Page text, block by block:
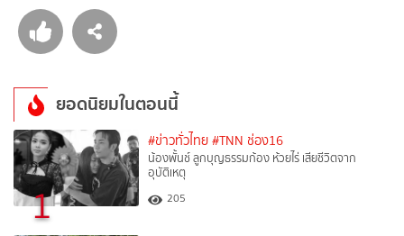
ยอดนิยมในตอนนี้
1
#ข่าวทั่วไทย #TNN ช่อง16
น้องพั้นช์ ลูกบุญธรรมก้อง ห้วยไร่ เสียชีวิตจาก
อุบัติเหตุ
205